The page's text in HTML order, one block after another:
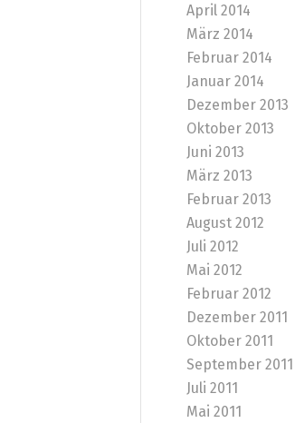
April 2014
März 2014
Februar 2014
Januar 2014
Dezember 2013
Oktober 2013
Juni 2013
März 2013
Februar 2013
August 2012
Juli 2012
Mai 2012
Februar 2012
Dezember 2011
Oktober 2011
September 2011
Juli 2011
Mai 2011